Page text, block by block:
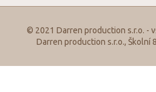
© 2021 Darren production s.r.o. -
Darren production s.r.o., Školní